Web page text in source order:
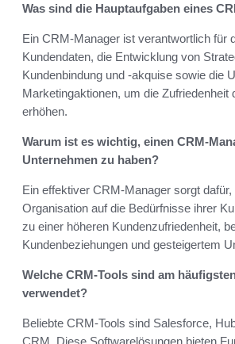
Was sind die Hauptaufgaben eines
Ein CRM-Manager ist verantwortlich für
Kundendaten, die Entwicklung von
Kundenbindung und -akquise sowie die
Marketingaktionen, um die Zufriedenheit
erhöhen.
Warum ist es wichtig, einen CRM-
Unternehmen zu haben?
Ein effektiver CRM-Manager sorgt
Organisation auf die Bedürfnisse ihrer
zu einer höheren Kundenzufriedenheit,
Kundenbeziehungen und gesteigertem
Welche CRM-Tools sind am
verwendet?
Beliebte CRM-Tools sind Salesforce,
CRM. Diese Softwarelösungen bieten